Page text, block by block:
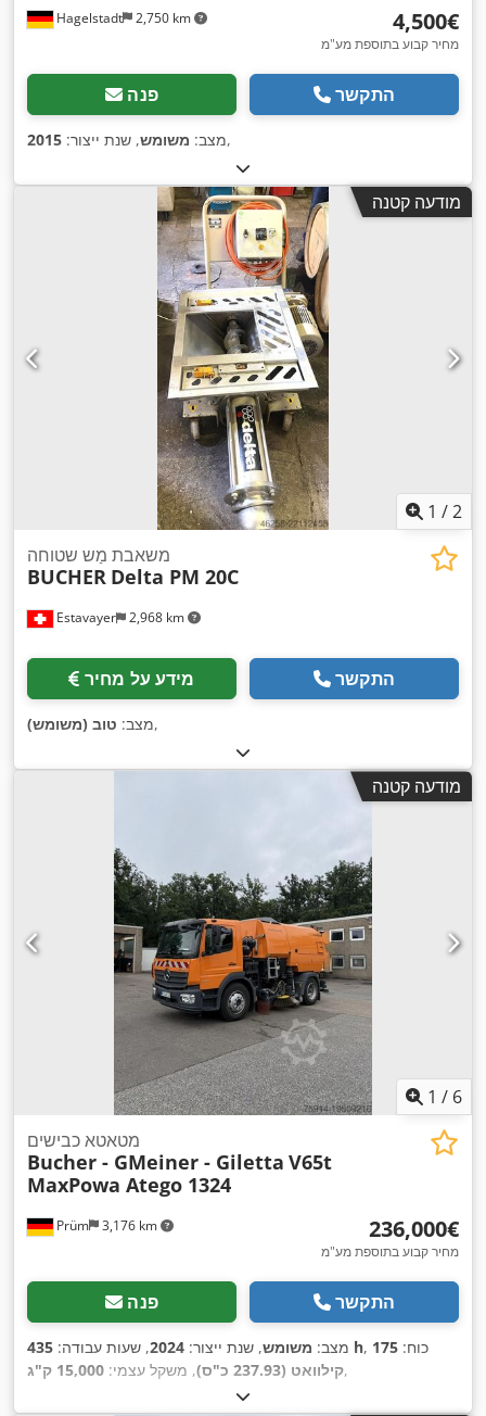
Hagelstadt 2,750 km ‏4,500 ‏€
מחיר קבוע בתוספת מע"מ
פנה התקשר
מצב: משומש, שנת ייצור: 2015 ,
מודעה קטנה
1 /2
Estavayer 2,968 km
משאבת מַש שטוחה
BUCHER Delta PM 20C
מידע על מחיר התקשר
מצב: טוב (משומש) ,
מודעה קטנה
1 / 6
Prüm 3,176 km
מטאטא כבישים
Bucher - GMeiner - Giletta V65t
MaxPowa Atego 1324
‏236,000 ‏€
מחיר קבוע בתוספת מע"מ
פנה התקשר
מצב: משומש, שנת ייצור: 2024, שעות עבודה: 435 h , כוח: 175
קילוואט (237.93 כ"ס)
, משקל עצמי: 15,000 ק"ג ,